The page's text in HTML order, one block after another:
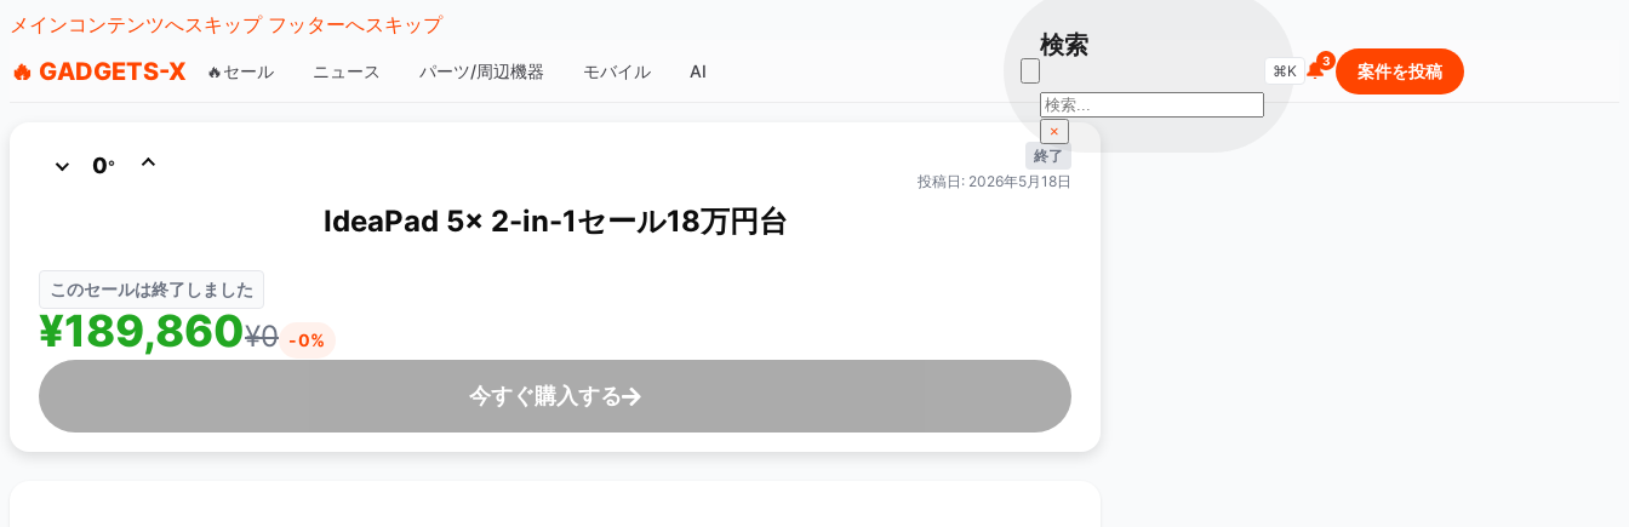
メインコンテンツへスキップ フッターへスキップ
🔥 GADGETS-X 🔥セール ニュース パーツ/周辺機器 モバイル AI
検索
検
索×
商品・セールを検索...
⌘K 🔔 案件を投稿
0°
終了
投稿日: 2026年5月18日
IdeaPad 5x 2-in-1セール18万円台
¥189,860¥0 -0%
今すぐ購入する